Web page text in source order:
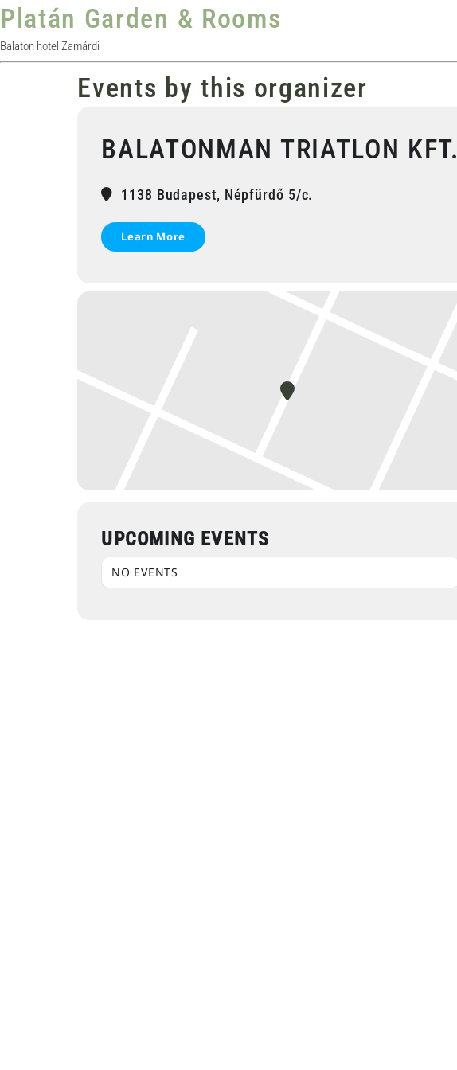
Platán Garden & Rooms
Balaton hotel Zamárdi
Events by this organizer
BALATONMAN TRIATLON KFT.
1138 Budapest, Népfürdő 5/c.
Learn More
UPCOMING EVENTS
NO EVENTS